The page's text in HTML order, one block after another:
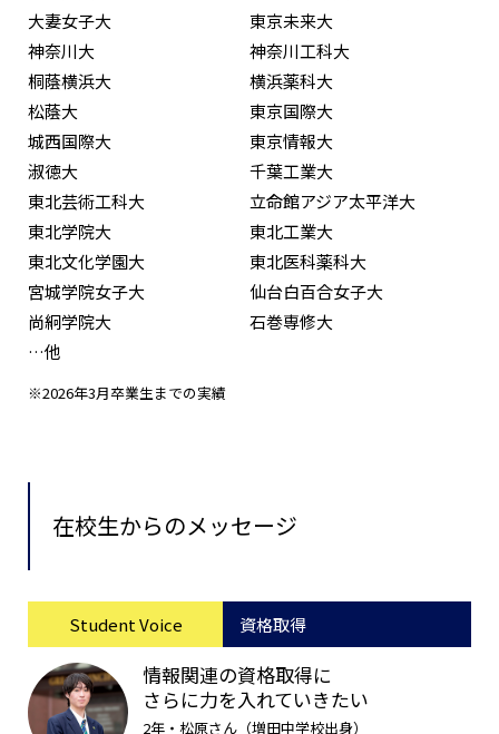
大妻女子大
東京未来大
神奈川大
神奈川工科大
桐蔭横浜大
横浜薬科大
松蔭大
東京国際大
城西国際大
東京情報大
淑徳大
千葉工業大
東北芸術工科大
立命館アジア太平洋大
東北学院大
東北工業大
東北文化学園大
東北医科薬科大
宮城学院女子大
仙台白百合女子大
尚絅学院大
石巻専修大
…他
※2026年3月卒業生までの実績
在校生からのメッセージ
Student Voice 資格取得
情報関連の資格取得に
さらに力を入れていきたい
2年・松原さん（増田中学校出身）